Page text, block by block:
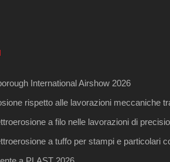
International Airshow 2026
rispetto alle lavorazioni meccaniche
a filo nelle lavorazioni di
a tuffo per stampi e particolari